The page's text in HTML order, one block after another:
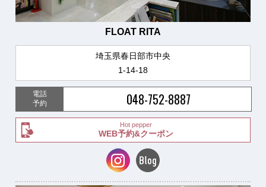
FLOAT RITA
埼玉県春日部市中央
1-14-18
電話
予約
048-752-8887
Hot pepper
WEB予約&クーポン